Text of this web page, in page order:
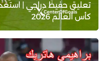
تعليق حفيظ دراجي |
كأس العالم 2026